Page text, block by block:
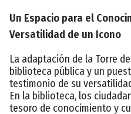
Un Espacio para el
Versatilidad de un Icono
La adaptación de la Torre
biblioteca pública y un
testimonio de su
En la biblioteca, los
tesoro de conocimiento y